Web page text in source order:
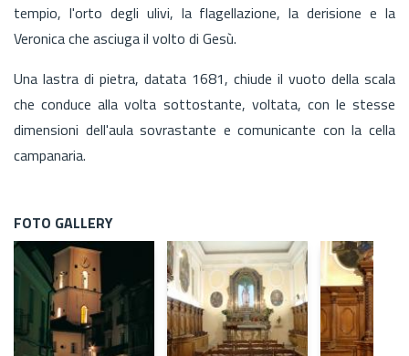
tempio, l'orto degli ulivi, la flagellazione, la derisione e la
Veronica che asciuga il volto di Gesù.
Una lastra di pietra, datata 1681, chiude il vuoto della scala
che conduce alla volta sottostante, voltata, con le stesse
dimensioni dell'aula sovrastante e comunicante con la cella
campanaria.
FOTO GALLERY